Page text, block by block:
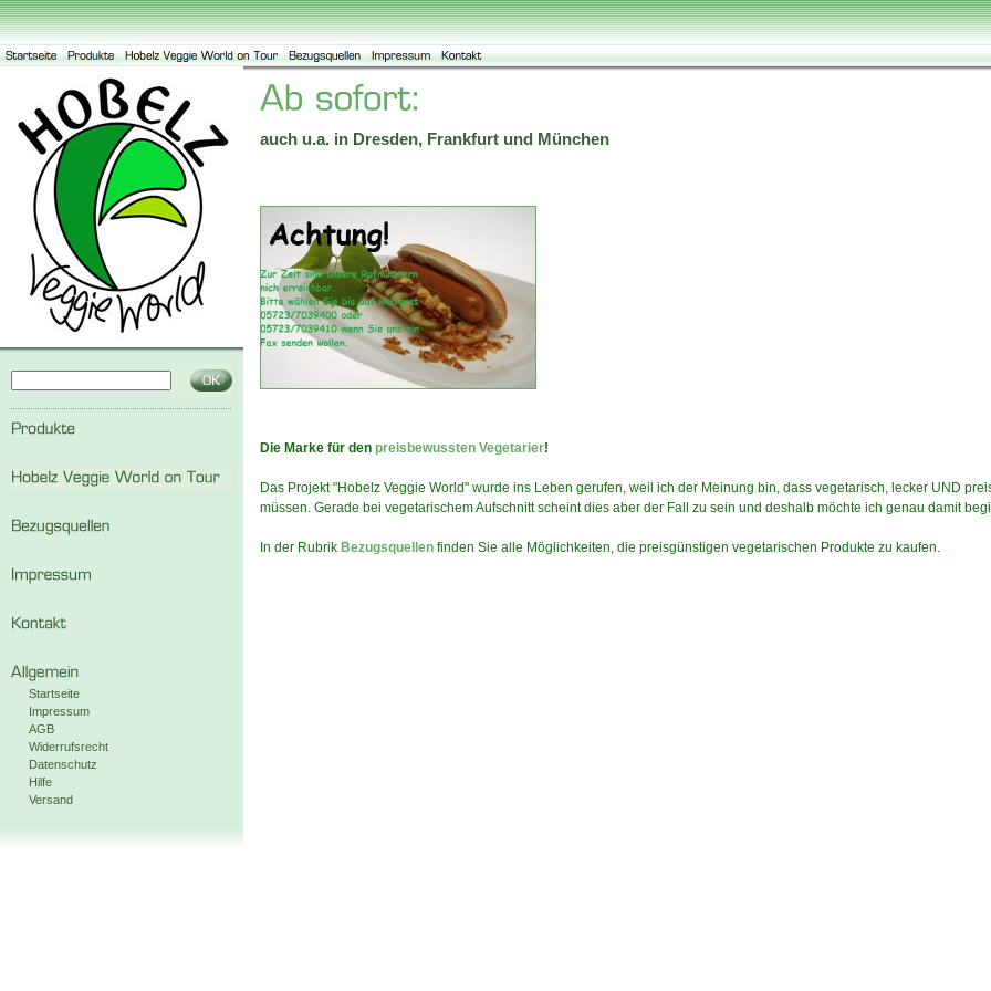
Startseite
Impressum
AGB
Widerrufsrecht
Datenschutz
Hilfe
Versand
auch u.a. in Dresden, Frankfurt und München
Die Marke für den preisbewussten Vegetarier!
Das Projekt "Hobelz Veggie World" wurde ins Leben gerufen, weil ich der Meinung bin, dass vegetarisch, lecker UND
müssen. Gerade bei vegetarischem Aufschnitt scheint dies aber der Fall zu sein und deshalb möchte ich genau damit
In der Rubrik Bezugsquellen finden Sie alle Möglichkeiten, die preisgünstigen vegetarischen Produkte zu kaufen.